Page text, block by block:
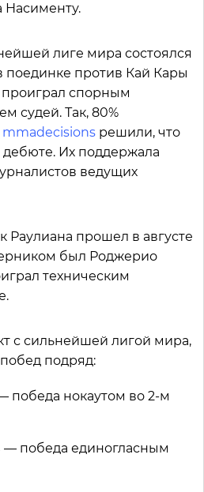
Насименту.
лиге мира состоялся
поединке против Кай Кары
спорным
судей. Так, 80%
mmadecisions решили, что
Их поддержала
ведущих
прошел в августе
был Роджерио
техническим
с сильнейшей лигой мира,
подряд:
победа нокаутом во 2-м
победа единогласным